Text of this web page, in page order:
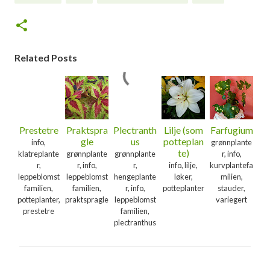
Related Posts
Prestetre
info,
klatreplante
r,
leppeblomst
familien,
potteplanter,
prestetre
Praktspra
gle
grønnplante
r, info,
leppeblomst
familien,
praktspragle
Plectranth
us
grønnplante
r,
hengeplante
r, info,
leppeblomst
familien,
plectranthus
Lilje (som
potteplan
te)
info, lilje,
løker,
potteplanter
Farfugium
grønnplante
r, info,
kurvplantefa
milien,
stauder,
variegert